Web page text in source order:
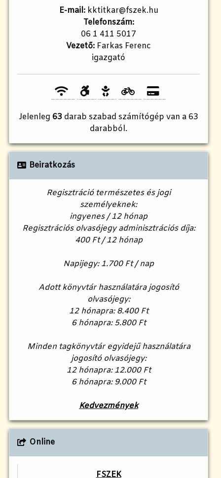
E-mail:kktitkar@fszek.hu
Telefonszám:
06 1 411 5017
Vezető: Farkas Ferenc
igazgató
Jelenleg 63 darab szabad számítógép van a 63
darabból.
Beiratkozás
Regisztráció természetes és jogi
személyeknek:
ingyenes / 12 hónap
Regisztrációs olvasójegy adminisztrációs díja:
400 Ft / 12 hónap
Napijegy: 1.700 Ft / nap
Adott könyvtár használatára jogosító
olvasójegy:
12 hónapra: 8.400 Ft
6 hónapra: 5.800 Ft
Minden tagkönyvtár egyidejű használatára
jogosító olvasójegy:
12 hónapra: 12.000 Ft
6 hónapra: 9.000 Ft
Kedvezmények
Online
FSZEK